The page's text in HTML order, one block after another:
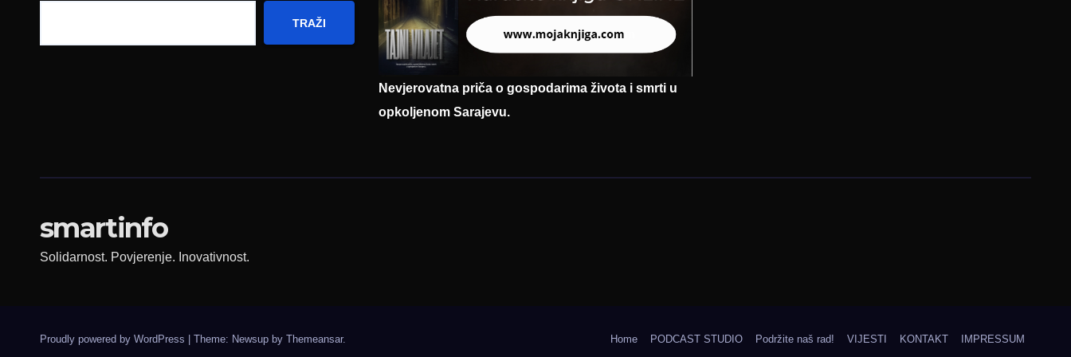
TRAŽI
Nevjerovatna priča o gospodarima života i smrti u
opkoljenom Sarajevu.
smartinfo
Solidarnost. Povjerenje. Inovativnost.
Proudly powered by WordPress Theme: Newsup by Themeansar. Home PODCAST STUDIO Podržite naš rad! VIJESTI KONTAKT IMPRESSUM